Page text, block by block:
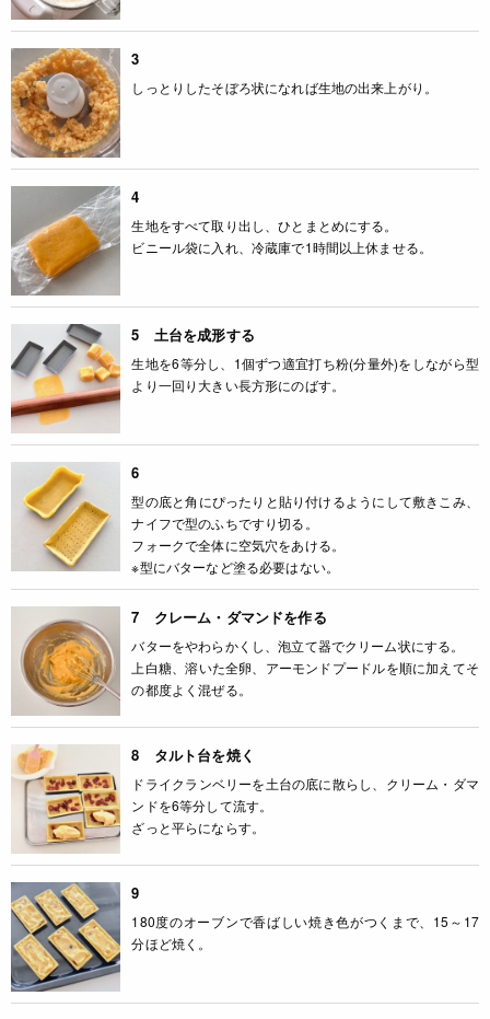
3
しっとりしたそぼろ状になれば生地の出来上がり。
4
生地をすべて取り出し、ひとまとめにする。
ビニール袋に入れ、冷蔵庫で1時間以上休ませる。
5 土台を成形する
生地を6等分し、1個ずつ適宜打ち粉(分量外)をしながら型
より一回り大きい長方形にのばす。
6
型の底と角にぴったりと貼り付けるようにして敷きこみ、
ナイフで型のふちですり切る。
フォークで全体に空気穴をあける。
※型にバターなど塗る必要はない。
7 クレーム・ダマンドを作る
バターをやわらかくし、泡立て器でクリーム状にする。
上白糖、溶いた全卵、アーモンドプードルを順に加えてそ
の都度よく混ぜる。
8 タルト台を焼く
ドライクランベリーを土台の底に散らし、クリーム・ダマ
ンドを6等分して流す。
ざっと平らにならす。
9
180度のオーブンで香ばしい焼き色がつくまで、15～17
分ほど焼く。